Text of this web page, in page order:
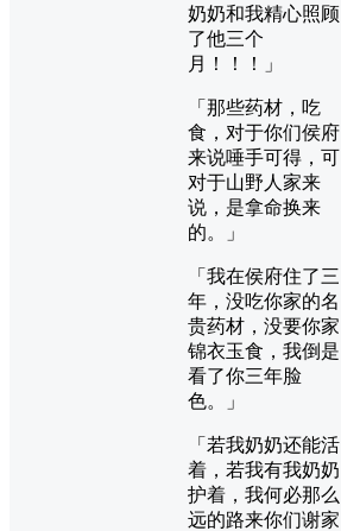
奶奶和我精心照顾
了他三个
月！！！」
「那些药材，吃
食，对于你们侯府
来说唾手可得，可
对于山野人家来
说，是拿命换来
的。」
「我在侯府住了三
年，没吃你家的名
贵药材，没要你家
锦衣玉食，我倒是
看了你三年脸
色。」
「若我奶奶还能活
着，若我有我奶奶
护着，我何必那么
远的路来你们谢家